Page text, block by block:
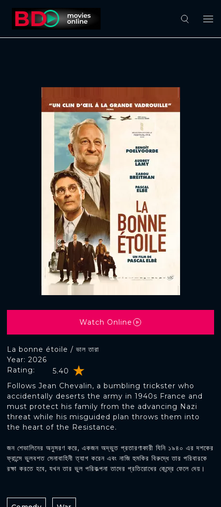
La bonne étoile / ভাল তারা
Rating: 5.40
Year: 2026
Follows Jean Chevalin, a bumbling trickster who
accidentally deserts the army in 1940s France and
must protect his family from the advancing Nazi
threat while his misguided plan throws them into
the heart of the Resistance.
জন শেভালিনের অনুসরণ করে, একজন অদ্ভুত প্রতারণাকারী যিনি ১৯৪০ এর দশকের
ফ্রান্সে ভুলবশত সেনাবাহিনী ত্যাগ করেন এবং নাজি হুমকির বিরুদ্ধে তার পরিবারকে
রক্ষা করতে হবে, যখন তার ভুল পরিকল্পনা তাদের প্রতিরোধের কেন্দ্রে ফেলে দেয়।
Watch Online